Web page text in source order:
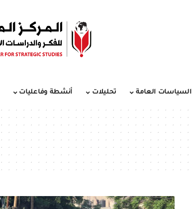
السياسات العامة تحليلات أنشطة وفاعليات